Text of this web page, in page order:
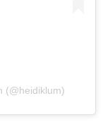
(@heidiklum)